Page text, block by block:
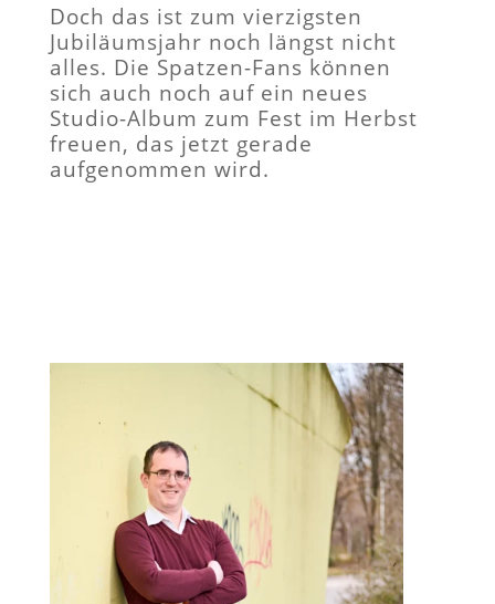
Doch das ist zum vierzigsten
Jubiläumsjahr noch längst nicht
alles. Die Spatzen-Fans können
sich auch noch auf ein neues
Studio-Album zum Fest im Herbst
freuen, das jetzt gerade
aufgenommen wird.